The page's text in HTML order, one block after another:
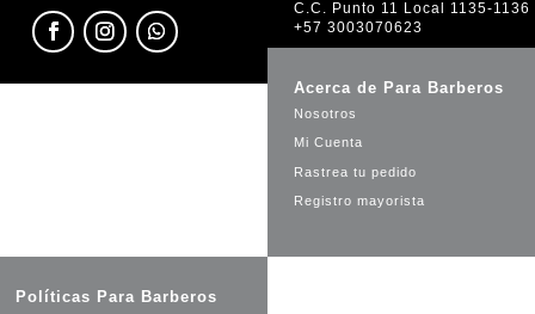
C.C. Punto 11 Local 1135-1136
+57 3003070623
Acerca de Para Barberos
Nosotros
Mi Cuenta
Rastrea tu pedido
Registro mayorista
Políticas Para Barberos